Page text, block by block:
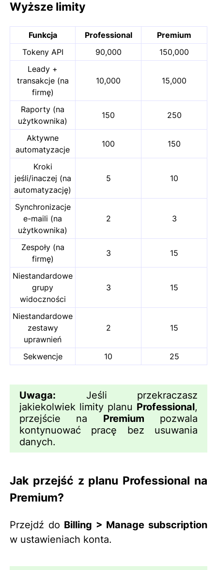
Wyższe limity
Funkcja Professional
Premium
Tokeny API
90,000
150,000
Leady +
transakcje (na
firmę)
10,000 15,000
Raporty (na
użytkownika)
150 250
Aktywne
automatyzacje
100 150
Kroki
jeśli/inaczej (na
automatyzację)
5 10
Synchronizacje
e-maili (na
użytkownika)
2 3
Zespoły (na
firmę)
3 15
Niestandardowe
grupy
widoczności
3 15
Niestandardowe
zestawy
uprawnień
2 15
Sekwencje 10 25
Uwaga: Jeśli przekraczasz
jakiekolwiek limity planu Professional,
przejście na Premium pozwala
kontynuować pracę bez usuwania
danych.
Jak przejść z planu Professional na
Premium?
Przejdź do Billing > Manage subscription
w ustawieniach konta.